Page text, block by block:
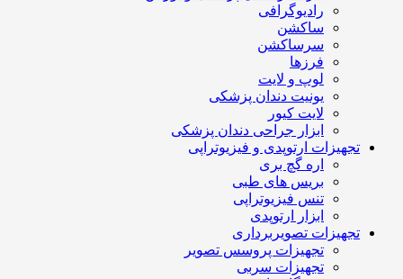
رادیوگرافی
ساکشن
سرساکشن
فرزها
لوپ و لایت
یونیت دندان پزشکی
لایت کیور
ابزار جراحی دندان پزشکی
تجهیزات ارتوپدی و فیزیوتراپی
اره گچ بری
بریس های طبی
تنس فیزیوتراپی
ابزار ارتوپدی
تجهیزات تصویربرداری
تجهیزات پروسس تصویر
تجهیزات سربی